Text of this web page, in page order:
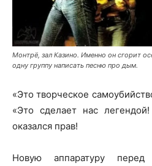
Монтрё, зал Казино. Именно он сгорит
одну группу написать песню про дым.
«Это творческое
«Это сделает нас
оказался прав!
Новую аппаратуру перед